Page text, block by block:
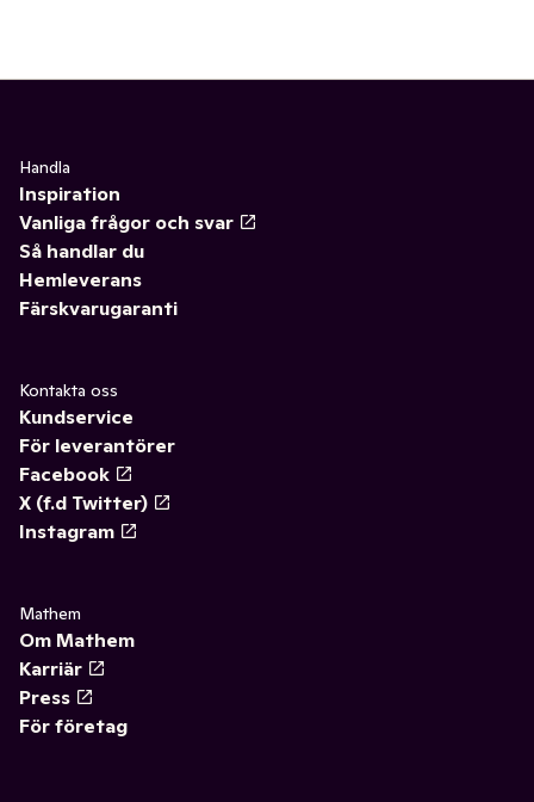
Handla
Inspiration
Vanliga frågor och svar
Så handlar du
Hemleverans
Färskvarugaranti
Kontakta oss
Kundservice
För leverantörer
Facebook
X (f.d Twitter)
Instagram
Mathem
Om Mathem
Karriär
Press
För företag